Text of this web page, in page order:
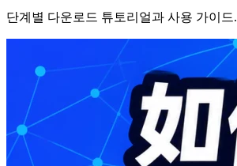
단계별 다운로드 튜토리얼과 사용 가이드.